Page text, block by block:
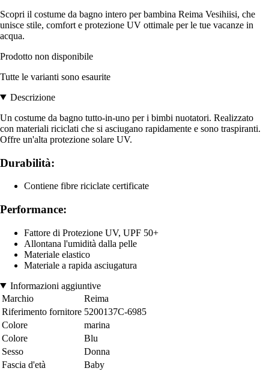
Scopri il costume da bagno intero per bambina Reima Vesihiisi, che
unisce stile, comfort e protezione UV ottimale per le tue vacanze in
acqua.
Prodotto non disponibile
Tutte le varianti sono esaurite
Descrizione
Un costume da bagno tutto-in-uno per i bimbi nuotatori. Realizzato
con materiali riciclati che si asciugano rapidamente e sono traspiranti.
Offre un'alta protezione solare UV.
Durabilità:
Contiene fibre riciclate certificate
Performance:
Fattore di Protezione UV, UPF 50+
Allontana l'umidità dalla pelle
Materiale elastico
Materiale a rapida asciugatura
Informazioni aggiuntive
Marchio
Reima
Riferimento fornitore 5200137C-6985
Colore
marina
Colore
Blu
Sesso
Donna
Fascia d'età
Baby